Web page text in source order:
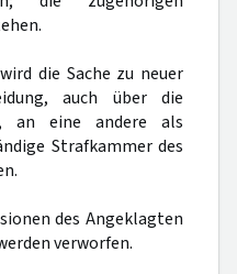
die Sache zu neuer
auch über die
an eine andere als
Strafkammer des
des Angeklagten
verworfen.